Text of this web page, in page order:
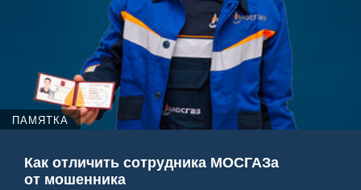
ПАМЯТКА
Как отличить сотрудника МОСГАЗа
от мошенника